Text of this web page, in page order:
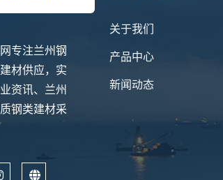
专注兰州钢
材供应，实
资讯、兰州
钢类建材采
关于我们
产品中心
新闻动态